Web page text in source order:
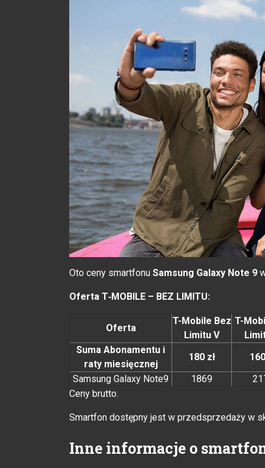
Oto ceny smartfonu Samsung Galaxy Note 9
Oferta T‑MOBILE – BEZ LIMITU:
Oferta
T-Mobile Bez
Limitu V
T-
Suma Abonamentu i
raty miesięcznej
180 zł
Samsung Galaxy Note9
1869
Ceny brutto.
Smartfon dostępny jest w przedsprzedaży w
Inne informacje o